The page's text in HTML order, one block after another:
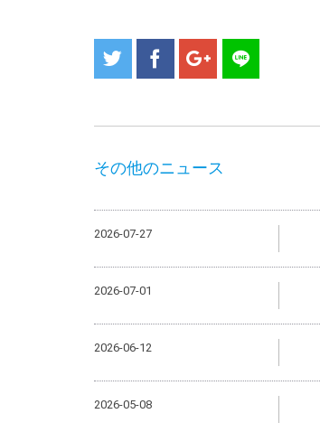
その他のニュース
2026-07-27
2026-07-01
2026-06-12
2026-05-08